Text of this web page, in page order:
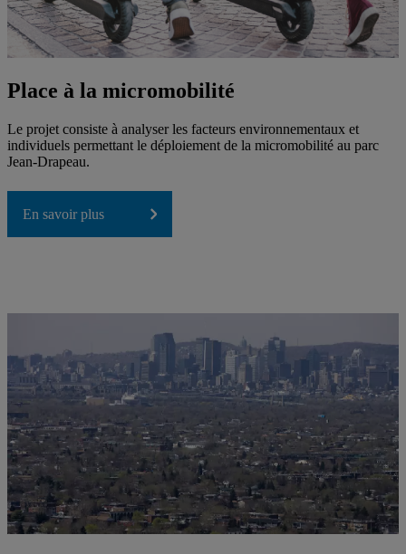
Place à la micromobilité
Le projet consiste à analyser les facteurs environnementaux et
individuels permettant le déploiement de la micromobilité au parc
Jean-Drapeau.
En savoir plus